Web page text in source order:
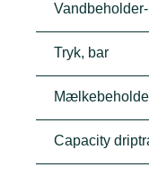
Tryk, bar
Capacity